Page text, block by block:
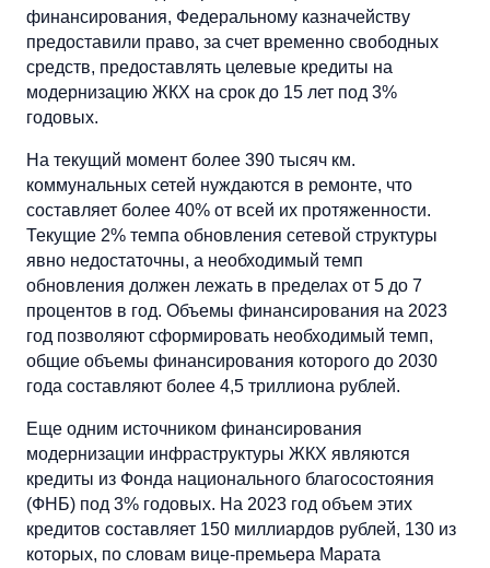
финансирования, Федеральному казначейству
предоставили право, за счет временно свободных
средств, предоставлять целевые кредиты на
модернизацию ЖКХ на срок до 15 лет под 3%
годовых.
На текущий момент более 390 тысяч км.
коммунальных сетей нуждаются в ремонте, что
составляет более 40% от всей их протяженности.
Текущие 2% темпа обновления сетевой структуры
явно недостаточны, а необходимый темп
обновления должен лежать в пределах от 5 до 7
процентов в год. Объемы финансирования на 2023
год позволяют сформировать необходимый темп,
общие объемы финансирования которого до 2030
года составляют более 4,5 триллиона рублей.
Еще одним источником финансирования
модернизации инфраструктуры ЖКХ являются
кредиты из Фонда национального благосостояния
(ФНБ) под 3% годовых. На 2023 год объем этих
кредитов составляет 150 миллиардов рублей, 130 из
которых, по словам вице-премьера Марата